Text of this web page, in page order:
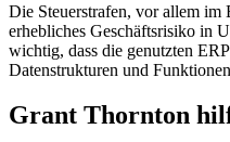
Die Steuerstrafen, vor allem im
erhebliches Geschäftsrisiko in
wichtig, dass die genutzten
Datenstrukturen und
Grant Thornton